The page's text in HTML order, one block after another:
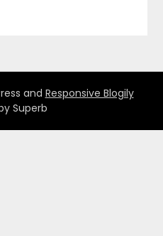
and Responsive Blogily
Superb